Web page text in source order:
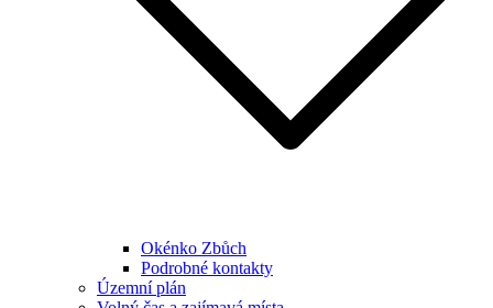
Okénko Zbůch
Podrobné kontakty
Územní plán